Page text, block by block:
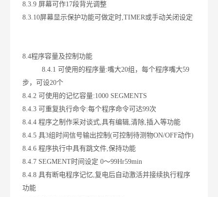
8.3.9 屏幕可作17段背光调整
8.3.10屏幕显示保护功能可做定时,TIMER或手动关闭设定
8.4程序容量及控制功能
8.4.1 可使用的程序量:嘴大20组，每个程序嘴大59
步，可设20个
8.4.2 可使用的记忆容量:1000 SEGMENTS
8.4.3 可重复执行命令:每个程序命令可达99次
8.4.4 程序之制作采对谈式,具有编辑,清除,插入等功能
8.4.5 具3组时间信号输出控制(可控制待测物ON/OFF动作)
8.4.6 程序执行中具有跳文件,保持功能
8.4.7 SEGMENT时间设定 0～99Hr59min
8.4.8 具有断电程序记忆,复电后自动激活并接续执行程序
功能